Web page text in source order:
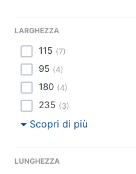
LARGHEZZA
115 (7)
95 (4)
180 (4)
235 (3)
Scopri di più
LUNGHEZZA